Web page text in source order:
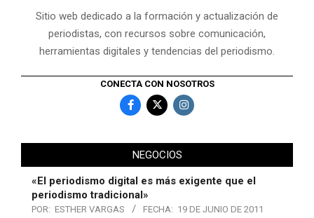
Sitio web dedicado a la formación y actualización de
periodistas, con recursos sobre comunicación,
herramientas digitales y tendencias del periodismo.
CONECTA CON NOSOTROS
NEGOCIOS
«El periodismo digital es más exigente que el
periodismo tradicional»
POR: ESTHER VARGAS FECHA: 19 DE JUNIO DE 2011